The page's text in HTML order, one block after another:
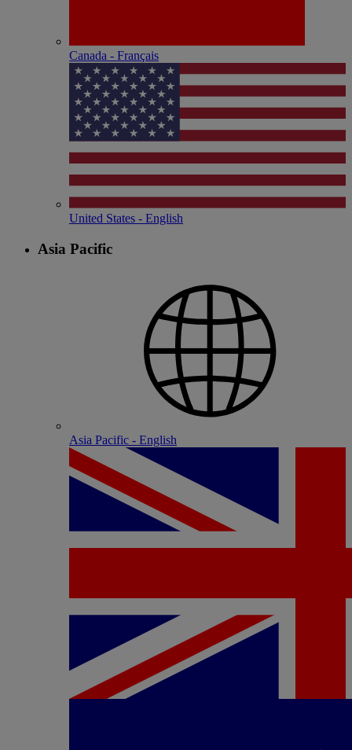
Canada - Français
United States - English
Asia Pacific
Asia Pacific - English